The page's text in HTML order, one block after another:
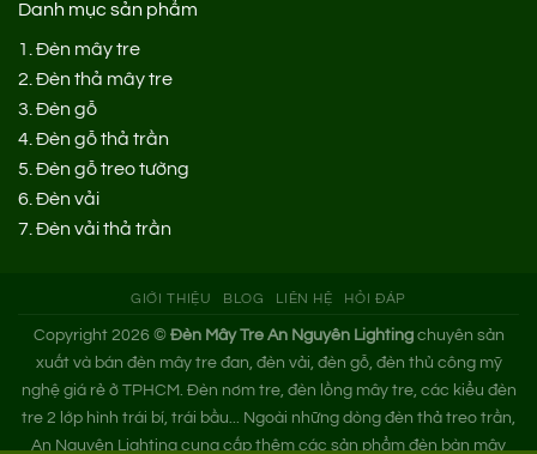
Danh mục sản phẩm
1.Đèn mây tre
2.Đèn thả mây tre
3.Đèn gỗ
4.Đèn gỗ thả trần
5.Đèn gỗ treo tường
6.Đèn vải
7.Đèn vải thả trần
GIỚI THIỆU BLOG LIÊN HỆ HỎI ĐÁP
Copyright 2026 © Đèn Mây Tre An Nguyên Lightingchuyên sản
xuất và bán đèn mây tre đan, đèn vải, đèn gỗ, đèn thủ công mỹ
nghệ giá rẻ ở TPHCM. Đèn nơm tre, đèn lồng mây tre, các kiểu đèn
tre 2 lớp hình trái bí, trái bầu... Ngoài những dòng đèn thả treo trần,
An Nguyên Lighting cung cấp thêm các sản phẩm đèn bàn mây